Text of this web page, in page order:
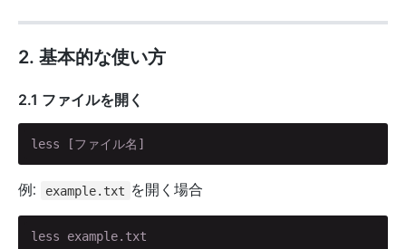
2. 基本的な使い方
2.1 ファイルを開く
less [ファイル名]
例: example.txt を開く場合
less example.txt